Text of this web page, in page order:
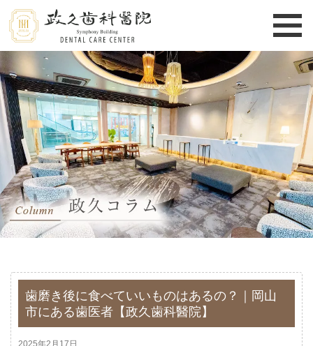
歯磨き後に食べていいものはあるの？｜岡山
市にある歯医者【政久歯科醫院】